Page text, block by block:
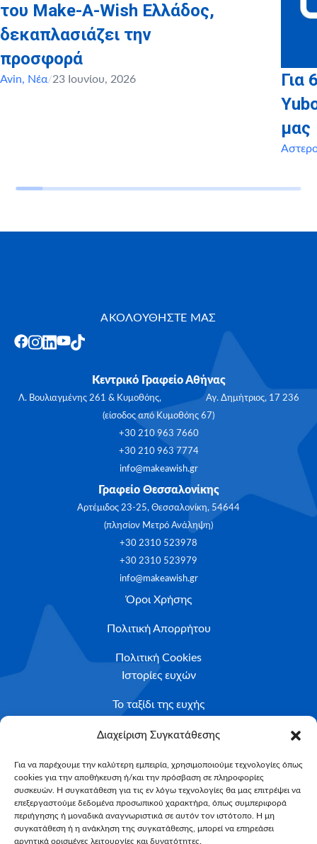
Διαχείριση Συγκατάθεσης
Για να παρέχουμε την καλύτερη εμπειρία, χρησιμοποιούμε τεχνολογίες όπως
cookies για την αποθήκευση ή/και την πρόσβαση σε πληροφορίες
συσκευών. Η συγκατάθεση για τις εν λόγω τεχνολογίες θα μας επιτρέψει να
επεξεργαστούμε δεδομένα προσωπικού χαρακτήρα, όπως συμπεριφορά
περιήγησης ή μοναδικά αναγνωριστικά σε αυτόν τον ιστότοπο. Η μη
συγκατάθεση ή η ανάκληση της συγκατάθεσης, μπορεί να επηρεάσει
αρνητικά ορισμένες λειτουργίες και δυνατότητες.
του Make-A-Wish Ελλάδος,
δεκαπλασιάζει την
προσφορά
Avin, Νέα/23 Ιουνίου, 2026
Για
μας
ΑΚΟΛΟΥΘΗΣΤΕ ΜΑΣ
Κεντρικό Γραφείο Αθήνας
Λ. Βουλιαγμένης 261 & Κυμοθόης, Αγ. Δημήτριος, 17 236
(είσοδος από Κυμοθόης 67)
+30 210 963 7660
+30 210 963 7774
info@makeawish.gr
Γραφείο Θεσσαλονίκης
Αρτέμιδος 23-25, Θεσσαλονίκη, 54644
(πλησίον Μετρό Ανάληψη)
+30 2310 523978
+30 2310 523979
info@makeawish.gr
Όροι Χρήσης
Πολιτική Απορρήτου
Πολιτική Cookies
Ιστορίες ευχών
Το ταξίδι της ευχής
Κριτήρια Καταλληλότητας
Υποβολή Αιτήματος
NEWSLETTER
Email*